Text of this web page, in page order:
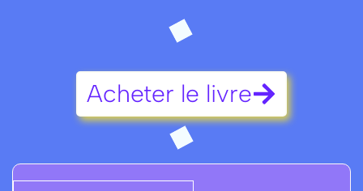
Acheter le livre